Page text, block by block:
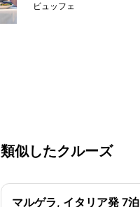
ビュッフェ
類似したクルーズ
マルゲラ, イタリア発 7泊